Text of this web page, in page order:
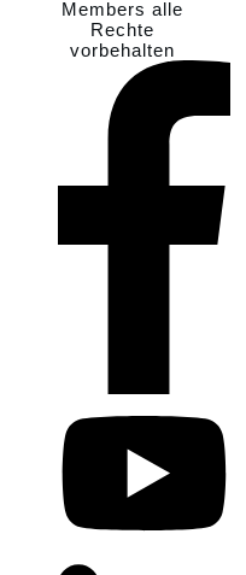
Members alle
Rechte
vorbehalten